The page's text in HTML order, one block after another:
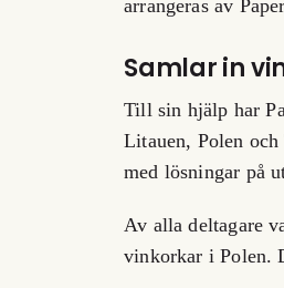
arrangeras av
Samlar in
Till sin hjälp har
Litauen, Polen
med lösningar på
Av alla deltagare
vinkorkar i Polen.